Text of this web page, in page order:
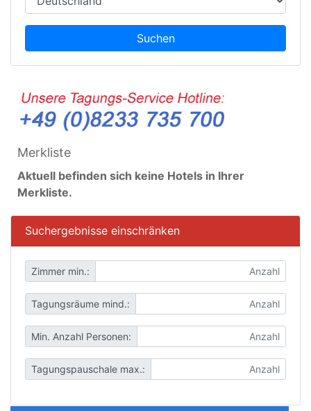
Suchen
Merkliste
Aktuell befinden sich keine Hotels in Ihrer
Merkliste.
Suchergebnisse einschränken
Zimmer min.:
Tagungsräume mind.:
Min. Anzahl Personen:
Tagungspauschale max.: